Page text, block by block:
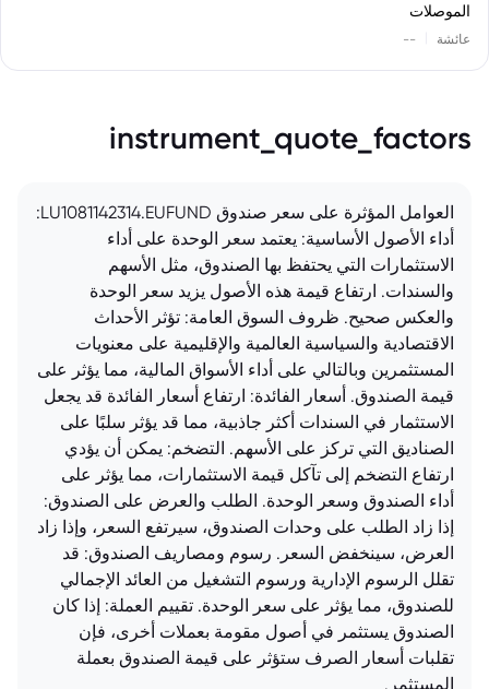
الموصلات
عائشة --
instrument_quote_factors
العوامل المؤثرة على سعر صندوق LU1081142314.EUFUND:
أداء الأصول الأساسية: يعتمد سعر الوحدة على أداء
الاستثمارات التي يحتفظ بها الصندوق، مثل الأسهم
والسندات. ارتفاع قيمة هذه الأصول يزيد سعر الوحدة
والعكس صحيح. ظروف السوق العامة: تؤثر الأحداث
الاقتصادية والسياسية العالمية والإقليمية على معنويات
المستثمرين وبالتالي على أداء الأسواق المالية، مما يؤثر على
قيمة الصندوق. أسعار الفائدة: ارتفاع أسعار الفائدة قد يجعل
الاستثمار في السندات أكثر جاذبية، مما قد يؤثر سلبًا على
الصناديق التي تركز على الأسهم. التضخم: يمكن أن يؤدي
ارتفاع التضخم إلى تآكل قيمة الاستثمارات، مما يؤثر على
أداء الصندوق وسعر الوحدة. الطلب والعرض على الصندوق:
إذا زاد الطلب على وحدات الصندوق، سيرتفع السعر، وإذا زاد
العرض، سينخفض السعر. رسوم ومصاريف الصندوق: قد
تقلل الرسوم الإدارية ورسوم التشغيل من العائد الإجمالي
للصندوق، مما يؤثر على سعر الوحدة. تقييم العملة: إذا كان
الصندوق يستثمر في أصول مقومة بعملات أخرى، فإن
تقلبات أسعار الصرف ستؤثر على قيمة الصندوق بعملة
المستثمر.